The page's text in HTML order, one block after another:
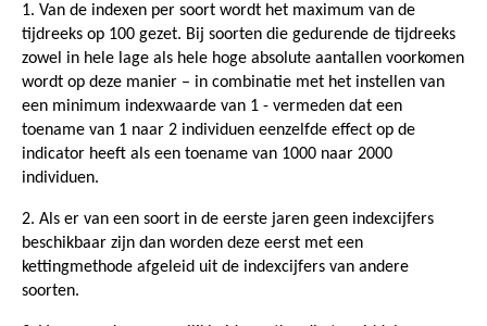
1. Van de indexen per soort wordt het maximum van de
tijdreeks op 100 gezet. Bij soorten die gedurende de tijdreeks
zowel in hele lage als hele hoge absolute aantallen voorkomen
wordt op deze manier – in combinatie met het instellen van
een minimum indexwaarde van 1 - vermeden dat een
toename van 1 naar 2 individuen eenzelfde effect op de
indicator heeft als een toename van 1000 naar 2000
individuen.
2. Als er van een soort in de eerste jaren geen indexcijfers
beschikbaar zijn dan worden deze eerst met een
kettingmethode afgeleid uit de indexcijfers van andere
soorten.